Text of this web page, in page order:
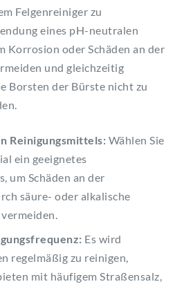
Felgenreiniger zu
eines pH-neutralen
Korrosion oder Schäden an der
und gleichzeitig
Borsten der Bürste nicht zu
Reinigungsmittels: Wählen Sie
ein geeignetes
um Schäden an der
säure- oder alkalische
Es wird
regelmäßig zu reinigen,
mit häufigem Straßensalz,